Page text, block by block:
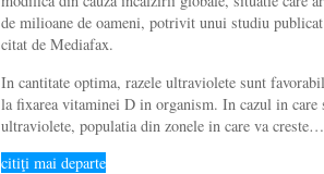
de milioane de oameni, potrivit unui studiu
citat de Mediafax.
In cantitate optima, razele ultraviolete sunt
la fixarea vitaminei D in organism. In cazul in care
ultraviolete, populatia din zonele in care va creste…
citiţi mai departe